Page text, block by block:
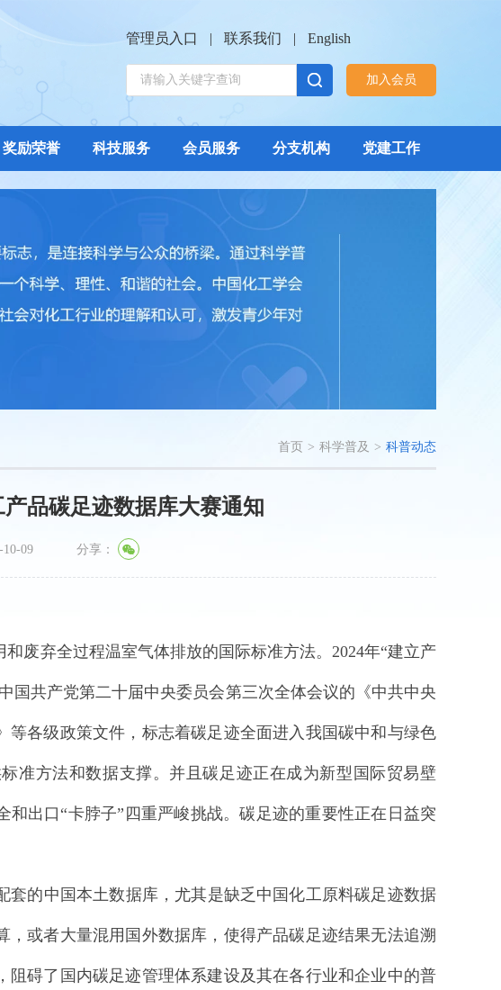
管理员入口 | 联系我们 | English
加入会员
奖励荣誉 科技服务 会员服务 分支机构 党建工作
首页 > 科学普及 > 科普动态
品碳足迹数据库大赛通知
10-09 分享：
废弃全过程温室气体排放的国际标准方法。2024年“建立产
国共产党第二十届中央委员会第三次全体会议的《中共中央
各级政策文件，标志着碳足迹全面进入我国碳中和与绿色
准方法和数据支撑。并且碳足迹正在成为新型国际贸易壁
出口“卡脖子”四重严峻挑战。碳足迹的重要性正在日益突
套的中国本土数据库，尤其是缺乏中国化工原料碳足迹数据
或者大量混用国外数据库，使得产品碳足迹结果无法追溯
阻碍了国内碳足迹管理体系建设及其在各行业和企业中的普